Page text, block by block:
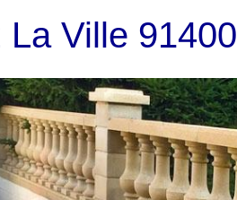
Ville 91400